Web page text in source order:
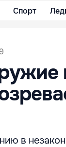
Спорт
в